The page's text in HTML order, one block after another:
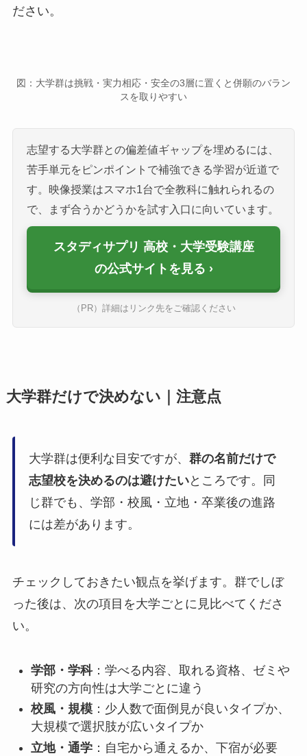
ださい。
図：大学群は挑戦・実力相応・安全の3層に置くと併願のバラン
スを取りやすい
志望する大学群との偏差値ギャップを埋めるには、
苦手単元をピンポイントで補強できる学習が近道で
す。映像授業はスマホ1台で全教科に触れられるの
で、まず合うかどうかを試す入口に向いています。
スタディサプリ 高校・大学受験講座
の公式サイトを見る
（PR）詳細はリンク先をご確認ください
大学群だけで決めない｜注意点
大学群は便利な目安ですが、 群の名前だけで
志望校を決めるのは避けたいところです。同
じ群でも、学部・校風・立地・卒業後の進路
には差があります。
チェックしておきたい観点を挙げます。群でしぼ
った後は、次の項目を大学ごとに見比べてくださ
い。
学部・学科：学べる内容、取れる資格、ゼミや
研究の方向性は大学ごとに違う
校風・規模：少人数で面倒見が良いタイプか、
大規模で選択肢が広いタイプか
立地・通学：自宅から通えるか、下宿が必要